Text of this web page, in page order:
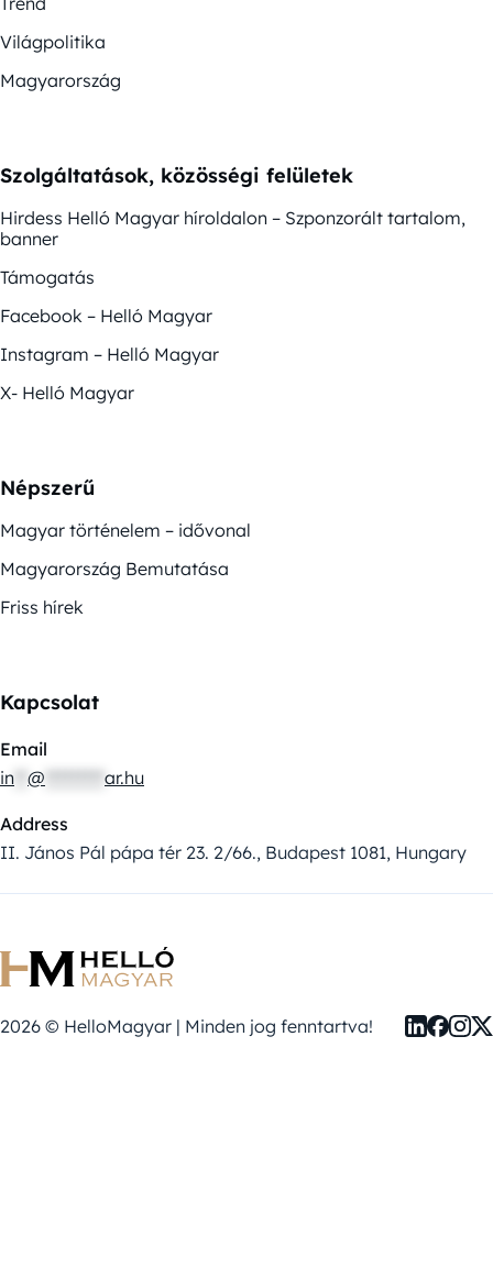
Világpolitika
Magyarország
Szolgáltatások, közösségi felületek
Hirdess Helló Magyar híroldalon – Szponzorált tartalom,
banner
Támogatás
Facebook – Helló Magyar
Instagram – Helló Magyar
X- Helló Magyar
Népszerű
Magyar történelem – idővonal
Magyarország Bemutatása
Friss hírek
Kapcsolat
Email
in @ ar.hu
Address
II. János Pál pápa tér 23. 2/66., Budapest 1081, Hungary
2026 © HelloMagyar | Minden jog fenntartva!